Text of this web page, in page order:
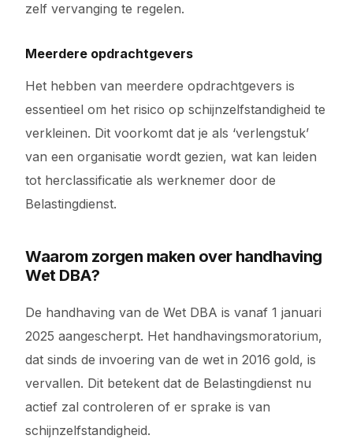
zelf vervanging te regelen.
Meerdere opdrachtgevers
Het hebben van meerdere opdrachtgevers is
essentieel om het risico op schijnzelfstandigheid te
verkleinen. Dit voorkomt dat je als ‘verlengstuk’
van een organisatie wordt gezien, wat kan leiden
tot herclassificatie als werknemer door de
Belastingdienst.
Waarom zorgen maken over handhaving
Wet DBA?
De handhaving van de Wet DBA is vanaf 1 januari
2025 aangescherpt. Het handhavingsmoratorium,
dat sinds de invoering van de wet in 2016 gold, is
vervallen. Dit betekent dat de Belastingdienst nu
actief zal controleren of er sprake is van
schijnzelfstandigheid.